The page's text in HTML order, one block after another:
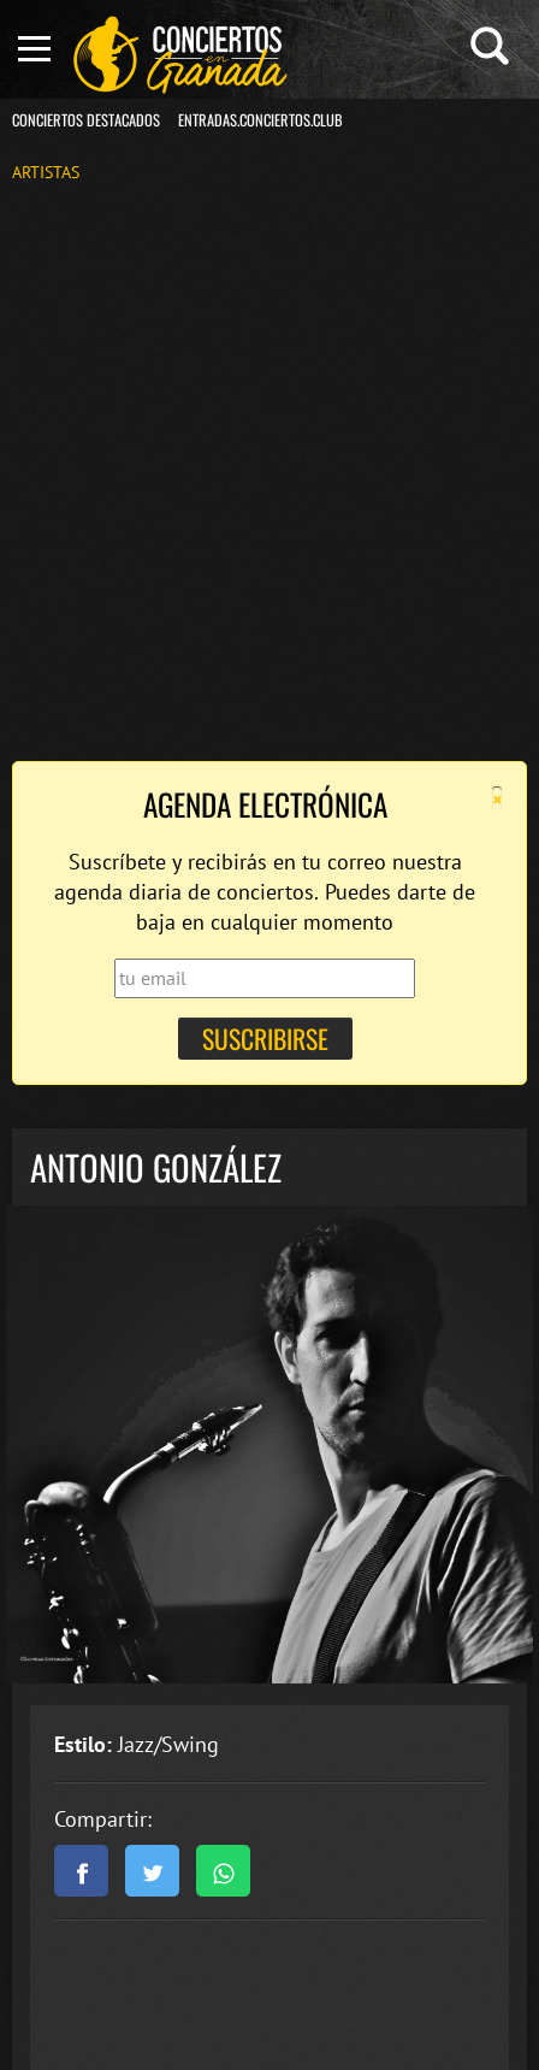
CONCIERTOS DESTACADOS ENTRADAS.CONCIERTOS.CLUB
ARTISTAS
×
AGENDA ELECTRÓNICA
Suscríbete y recibirás en tu correo nuestra
agenda diaria de conciertos. Puedes darte de
baja en cualquier momento
ANTONIO GONZÁLEZ
Estilo:Jazz/Swing
Compartir: